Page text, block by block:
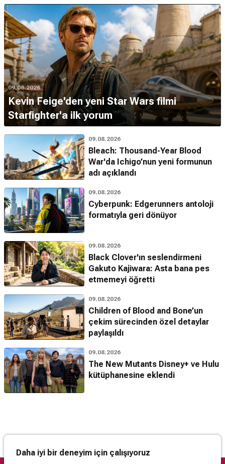
09.08.2026
Kevin Feige'den yeni Star Wars filmi
Starfighter'a ilk yorum
09.08.2026
Bleach: Thousand-Year Blood
War'da Ichigo’nun yeni formunun
adı açıklandı
09.08.2026
Cyberpunk: Edgerunners antoloji
formatıyla geri dönüyor
09.08.2026
Black Clover'ın seslendirmeni
Gakuto Kajiwara: Asta bana pes
etmemeyi öğretti
09.08.2026
Children of Blood and Bone’un
çekim sürecinden özel detaylar
paylaşıldı
09.08.2026
The New Mutants Disney+ ve Hulu
kütüphanesine eklendi
Daha iyi bir deneyim için çalışıyoruz